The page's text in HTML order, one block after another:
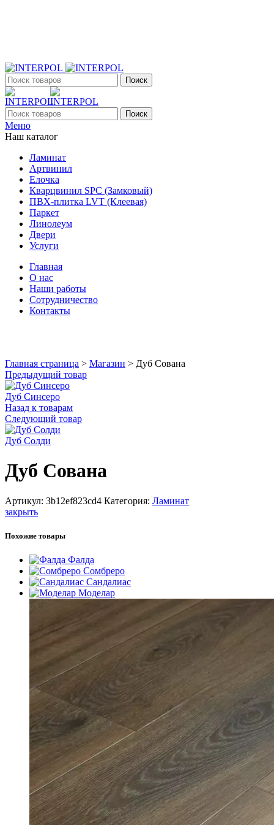
Поиск
Поиск
Меню
Наш каталог
Ламинат
Артвинил
Елочка
Кварцвинил SPC (Замковый)
ПВХ-плитка LVT (Клеевая)
Паркет
Линолеум
Двери
Услуги
Главная
О нас
Наши работы
Сотрудничество
Контакты
Главная страница > Магазин > Дуб Сована
Предыдущий товар
Дуб Синсеро
Назад к товарам
Следующий товар
Дуб Солди
Дуб Сована
Артикул: 3b12ef823cd4 Категория: Ламинат
закрыть
Похожие товары
Фалда
Сомбреро
Сандалиас
Моделар